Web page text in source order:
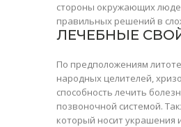
стороны окружающих
правильных решений в
ЛЕЧЕБНЫЕ
По предположениям
народных целителей,
способность лечить
позвоночной системой.
который носит украшения